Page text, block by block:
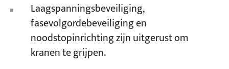
Laagspanningsbeveiliging,
fasevolgordebeveiliging en
noodstopinrichting zijn uitgerust om
kranen te grijpen.